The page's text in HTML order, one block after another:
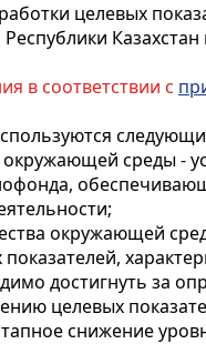
целевых
Республики
в соответствии с
среды -
окружающей
достигнуть за
целевых
снижение